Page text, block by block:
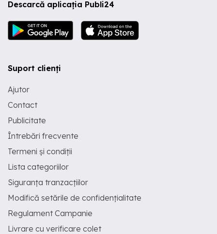
Descarcă aplicația Publi24
Suport clienți
Ajutor
Contact
Publicitate
Întrebări frecvente
Termeni și condiții
Lista categoriilor
Siguranța tranzacțiilor
Modifică setările de confidențialitate
Regulament Campanie
Livrare cu verificare colet